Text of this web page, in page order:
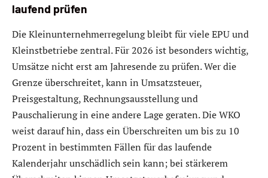
laufend prüfen
Die Kleinunternehmerregelung bleibt für viele EPU und
Kleinstbetriebe zentral. Für 2026 ist besonders wichtig,
Umsätze nicht erst am Jahresende zu prüfen. Wer die
Grenze überschreitet, kann in Umsatzsteuer,
Preisgestaltung, Rechnungsausstellung und
Pauschalierung in eine andere Lage geraten. Die WKO
weist darauf hin, dass ein Überschreiten um bis zu 10
Prozent in bestimmten Fällen für das laufende
Kalenderjahr unschädlich sein kann; bei stärkerem